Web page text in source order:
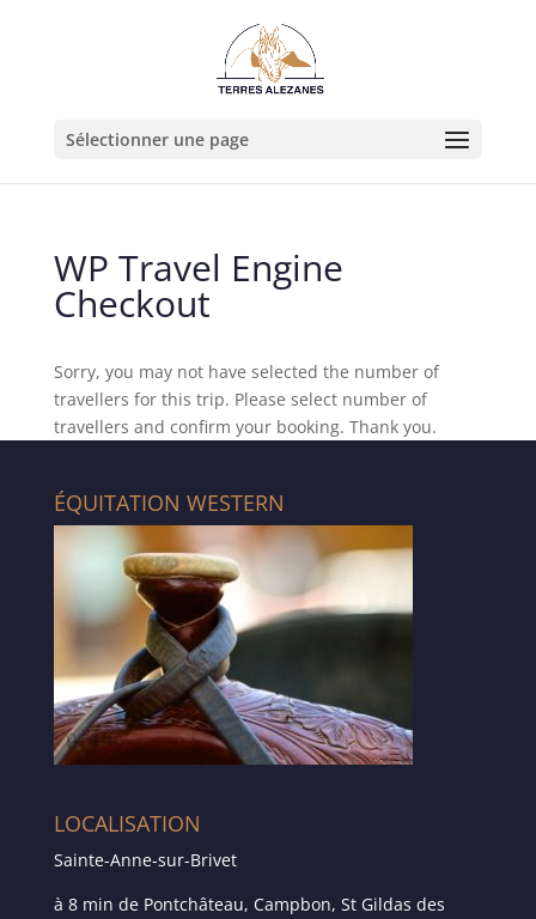
Sélectionner une page
WP Travel Engine
Checkout
Sorry, you may not have selected the number of
travellers for this trip. Please select number of
travellers and confirm your booking. Thank you.
ÉQUITATION WESTERN
LOCALISATION
Sainte-Anne-sur-Brivet
à 8 min de Pontchâteau, Campbon, St Gildas des